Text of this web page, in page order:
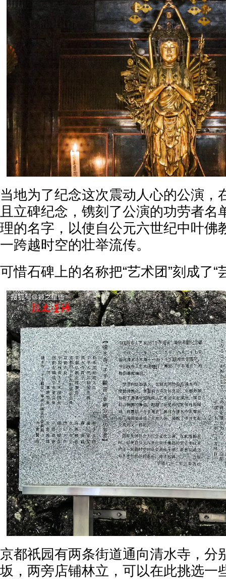
当地为了纪念这次震动人心的公演，
且立碑纪念，镌刻了公演的功劳者名
理的名字，以使自公元六世纪中叶佛
一跨越时空的壮举流传。
可惜石碑上的名称把“艺术团”刻成了“
京都祇园有两条街道通向清水寺，分
坂，两旁店铺林立，可以在此挑选一